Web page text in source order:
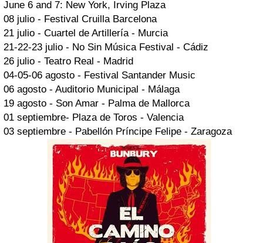
June 6 and 7: New York, Irving Plaza
08 julio - Festival Cruilla Barcelona
21 julio - Cuartel de Artillería - Murcia
21-22-23 julio - No Sin Música Festival - Cádiz
26 julio - Teatro Real - Madrid
04-05-06 agosto - Festival Santander Music
06 agosto - Auditorio Municipal - Málaga
19 agosto - Son Amar - Palma de Mallorca
01 septiembre- Plaza de Toros - Valencia
03 septiembre - Pabellón Príncipe Felipe - Zaragoza